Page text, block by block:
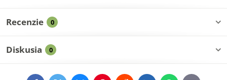
Recenzie 0
Diskusia 0